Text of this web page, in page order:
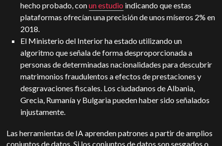
hecho probado, conun estudio indicando que estas
plataformas ofrecían una precisión de unos míseros 2% en
2018.
El Ministerio del Interior ha estado utilizando un
algoritmo que señala de forma desproporcionada a
personas de determinadas nacionalidades para descubrir
matrimonios fraudulentos a efectos de prestaciones y
desgravaciones fiscales. Los ciudadanos de Albania,
Grecia, Rumanía y Bulgaria pueden haber sido señalados
injustamente.
Las herramientas de IA aprenden patrones a partir de amplios
conjuntos de datos. Si los conjuntos de datos son sesgados o